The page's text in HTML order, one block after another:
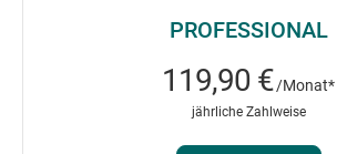
PROFESSIONAL
119,90 €/Monat*
jährliche Zahlweise